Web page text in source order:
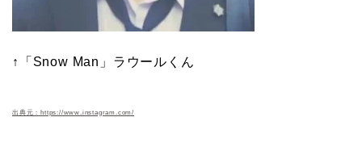
↑「Snow Man」ラウールくん
出典元：https://www.instagram.com/